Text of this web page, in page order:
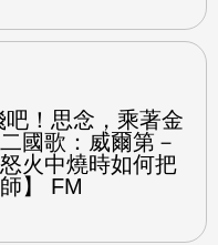
！思念，乘著金
國歌：威爾第－
火中燒時如何把
】 FM